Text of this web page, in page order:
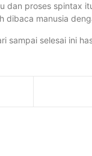
proses spintax
dibaca manusia
selesai ini